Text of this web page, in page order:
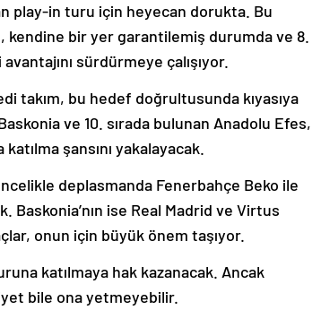
play-in turu için heyecan dorukta. Bu
kendine bir yer garantilemiş durumda ve 8.
sürdürmeye çalışıyor.
takım, bu hedef doğrultusunda kıyasıya
ve 10. sırada bulunan Anadolu Efes,
şansını yakalayacak.
deplasmanda Fenerbahçe Beko ile
Baskonia’nın ise Real Madrid ve Virtus
onun için büyük önem taşıyor.
katılmaya hak kazanacak. Ancak
bile ona yetmeyebilir.